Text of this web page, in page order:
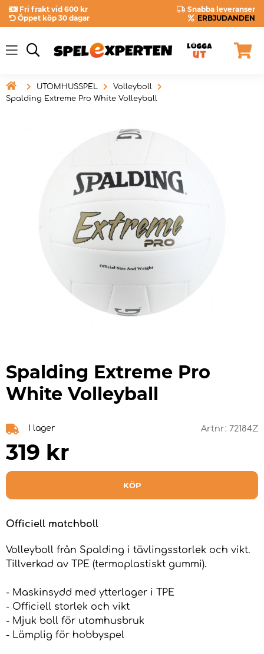
Fri frakt vid 600 kr
Snabba leveranser
Öppet köp 30 dagar
ERBJUDANDEN
 UTOMHUSSPEL
Volleyboll
Spalding Extreme Pro White Volleyball
Spalding Extreme Pro
White Volleyball
I lager Artnr: 72184Z
319 kr
KÖP
Officiell matchboll
Volleyboll från Spalding i tävlingsstorlek och vikt.
Tillverkad av TPE (termoplastiskt gummi).
- Maskinsydd med ytterlager i TPE
- Officiell storlek och vikt
- Mjuk boll för utomhusbruk
- Lämplig för hobbyspel